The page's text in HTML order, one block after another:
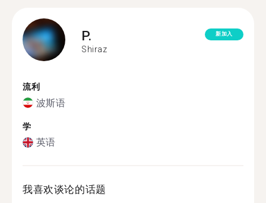
P.
Shiraz
新加入
流利
波斯语
学
英语
我喜欢谈论的话题